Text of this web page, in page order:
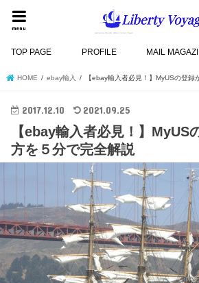
menu
TOP PAGE PROFILE MAIL
HOME ebay輸入 【ebay輸入者必見！】MyUSの登録
2017.12.10 2021.09.25
【ebay輸入者必見！】MyUS
方を５分で完全解説